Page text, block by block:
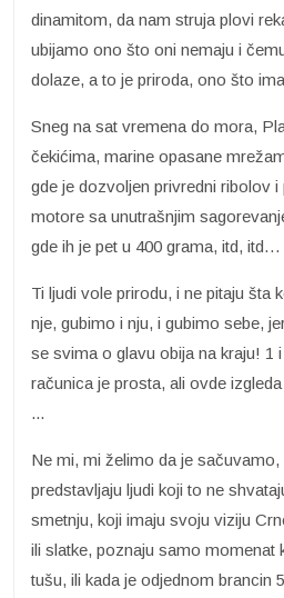
dinamitom, da nam struja plovi
ubijamo ono što oni nemaju i
dolaze, a to je priroda, ono što
Sneg na sat vremena do mora,
čekićima, marine opasane
gde je dozvoljen privredni ribolov
motore sa unutrašnjim
gde ih je pet u 400 grama, itd, itd…
Ti ljudi vole prirodu, i ne pitaju šta
nje, gubimo i nju, i gubimo sebe,
se svima o glavu obija na kraju! 1
računica je prosta, ali ovde
...
Ne mi, mi želimo da je
predstavljaju ljudi koji to ne
smetnju, koji imaju svoju viziju
ili slatke, poznaju samo momenat
tušu, ili kada je odjednom brancin